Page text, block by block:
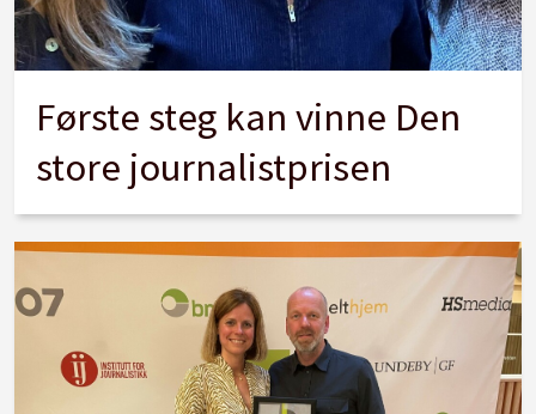
Første steg kan vinne Den
store journalistprisen